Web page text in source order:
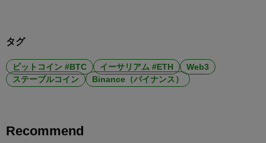
タグ
ビットコイン #BTC イーサリアム #ETH
Web3
ステーブルコイン
Binance（バイナンス）
Recommend